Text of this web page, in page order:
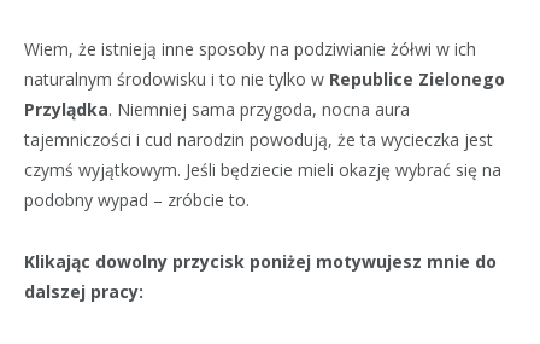
Wiem, że istnieją inne sposoby na podziwianie żółwi w ich
naturalnym środowisku i to nie tylko w Republice Zielonego
Przylądka. Niemniej sama przygoda, nocna aura
tajemniczości i cud narodzin powodują, że ta wycieczka jest
czymś wyjątkowym. Jeśli będziecie mieli okazję wybrać się na
podobny wypad – zróbcie to.
Klikając dowolny przycisk poniżej motywujesz mnie do
dalszej pracy: